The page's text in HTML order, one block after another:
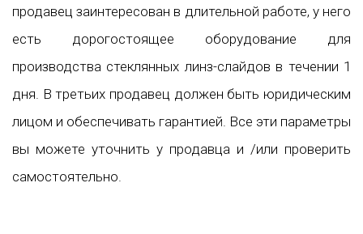
продавец заинтересован в длительной работе, у него
есть дорогостоящее оборудование для
производства стеклянных линз-слайдов в течении 1
дня. В третьих продавец должен быть юридическим
лицом и обеспечивать гарантией. Все эти параметры
вы можете уточнить у продавца и /или проверить
самостоятельно.